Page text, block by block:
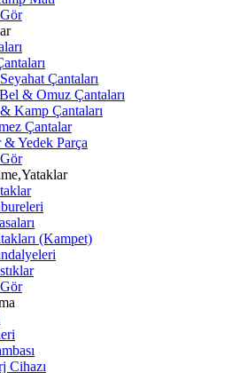
Çantaları
& Omuz Çantaları
Kamp Çantaları
Çantalar
& Yedek Parça
(Kampet)
Cihazı